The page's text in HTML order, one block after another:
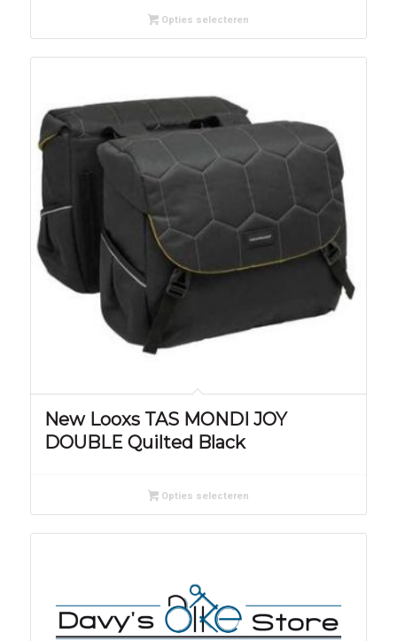
Opties selecteren
New Looxs TAS MONDI JOY
DOUBLE Quilted Black
Opties selecteren